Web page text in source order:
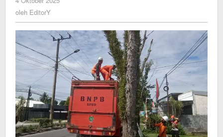
Utama
Kota
oleh EditorY